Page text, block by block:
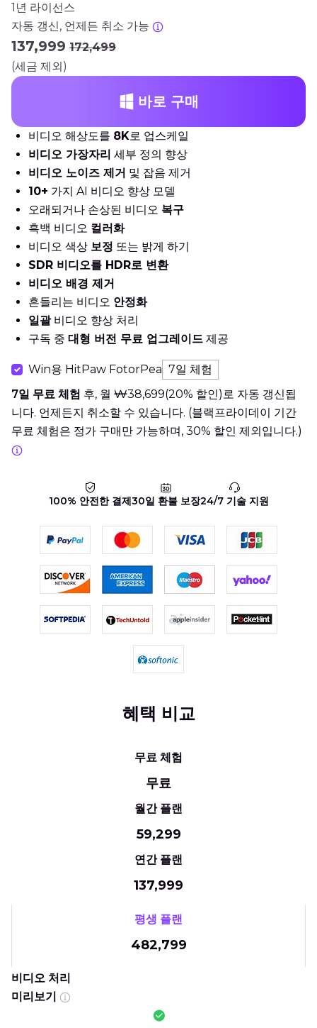
1년 라이선스
자동 갱신, 언제든 취소 가능
₩137,999 ₩172,499
(세금 제외)
바로 구매
비디오 해상도를 8K로 업스케일
비디오 가장자리 세부 정의 향상
비디오 노이즈 제거 및 잡음 제거
10+ 가지 AI 비디오 향상 모델
오래되거나 손상된 비디오 복구
흑백 비디오 컬러화
비디오 색상 보정 또는 밝게 하기
SDR 비디오를 HDR로 변환
비디오 배경 제거
흔들리는 비디오 안정화
일괄비디오 향상 처리
구독 중 대형 버전 무료 업그레이드 제공
Win용 HitPaw FotorPea 7일 체험
7일 무료 체험 후, 월 ₩38,699(20% 할인)로 자동 갱신됩
니다. 언제든지 취소할 수 있습니다. (블랙프라이데이 기간
무료 체험은 정가 구매만 가능하며, 30% 할인 제외입니다.)
100% 안전한 결제30일 환불 보장24/7 기술 지원
혜택 비교
무료 체험
무료
월간 플랜
59,299
연간 플랜
137,999
평생 플랜
482,799
비디오 처리
미리보기